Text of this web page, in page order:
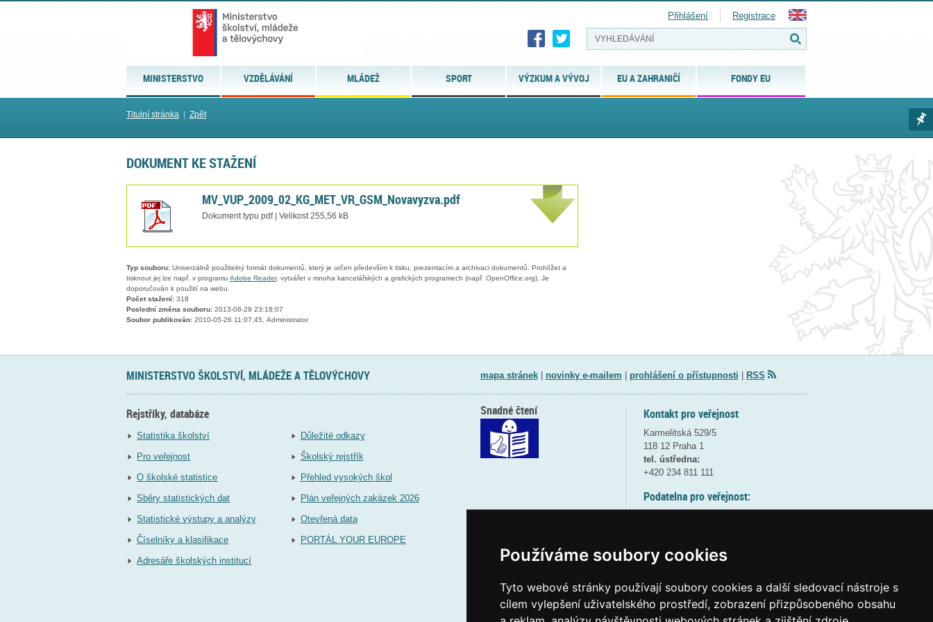
Používáme soubory cookies
Tyto webové stránky používají soubory cookies a další sledovací nástroje s
cílem vylepšení uživatelského prostředí, zobrazení přizpůsobeného obsahu
MINISTERSTVO VZDĚLÁVÁNÍ MLÁDEŽ SPORT VÝZKUM A VÝVOJ EU A ZAHRANIČÍ FONDY EU
Přihlášení Registrace
Titulní stránka Zpět
DOKUMENT KE STAŽENÍ
MV_VUP_2009_02_KG_MET_VR_GSM_Novavyzva.pdf
Dokument typu pdf | Velikost 255,56 kB
Typ souboru: Univerzálně použitelný formát dokumentů, který je určen především k tisku, prezentacím a archivaci dokumentů. Prohlížet a
tisknout jej lze např. v programu Adobe Reader, vytvářet v mnoha kancelářských a grafických programech (např. OpenOffice.org). Je
doporučován k použití na webu.
Počet stažení: 318
Poslední změna souboru: 2013-08-29 23:18:07
Soubor publikován: 2010-05-26 11:07:45, Administrator
MINISTERSTVO ŠKOLSTVÍ, MLÁDEŽE A TĚLOVÝCHOVY mapa stránek| novinky e-mailem prohlášení o přístupnosti RSS
Rejstříky, databáze
Statistika školství
Pro veřejnost
O školské statistice
Sběry statistických dat
Statistické výstupy a analýzy
Číselníky a klasifikace
Adresáře školských institucí
Důležité odkazy
Školský rejstřík
Přehled vysokých škol
Plán veřejných zakázek 2026
Otevřená data
PORTÁL YOUR EUROPE
Kontakt pro veřejnost
Karmelitská 529/5
118 12 Praha 1
tel. ústředna:
+420 234 811 111
Podatelna pro veřejnost:
(více informací
Elektronická podatelna:
Snadné čtení